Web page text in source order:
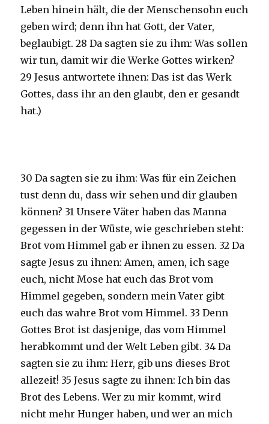
Leben hinein hält, die der Menschensohn euch
geben wird; denn ihn hat Gott, der Vater,
beglaubigt. 28 Da sagten sie zu ihm: Was sollen
wir tun, damit wir die Werke Gottes wirken?
29 Jesus antwortete ihnen: Das ist das Werk
Gottes, dass ihr an den glaubt, den er gesandt
hat.)
30 Da sagten sie zu ihm: Was für ein Zeichen
tust denn du, dass wir sehen und dir glauben
können? 31 Unsere Väter haben das Manna
gegessen in der Wüste, wie geschrieben steht:
Brot vom Himmel gab er ihnen zu essen. 32 Da
sagte Jesus zu ihnen: Amen, amen, ich sage
euch, nicht Mose hat euch das Brot vom
Himmel gegeben, sondern mein Vater gibt
euch das wahre Brot vom Himmel. 33 Denn
Gottes Brot ist dasjenige, das vom Himmel
herabkommt und der Welt Leben gibt. 34 Da
sagten sie zu ihm: Herr, gib uns dieses Brot
allezeit! 35 Jesus sagte zu ihnen: Ich bin das
Brot des Lebens. Wer zu mir kommt, wird
nicht mehr Hunger haben, und wer an mich